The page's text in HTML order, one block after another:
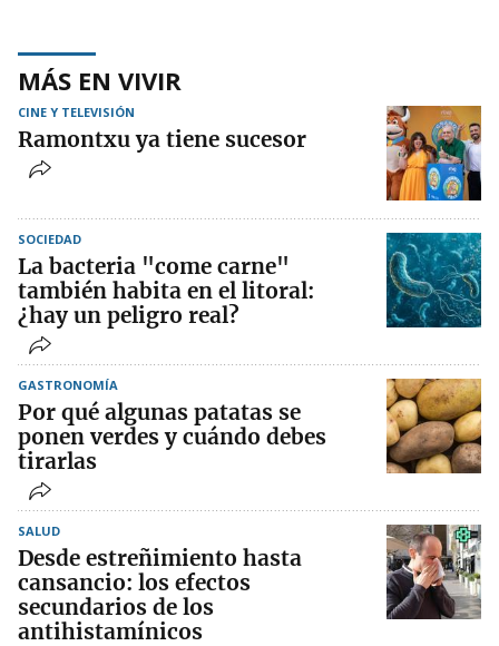
MÁS EN VIVIR
CINE Y TELEVISIÓN
Ramontxu ya tiene sucesor
SOCIEDAD
La bacteria "come carne"
también habita en el litoral:
¿hay un peligro real?
GASTRONOMÍA
Por qué algunas patatas se
ponen verdes y cuándo debes
tirarlas
SALUD
Desde estreñimiento hasta
cansancio: los efectos
secundarios de los
antihistamínicos